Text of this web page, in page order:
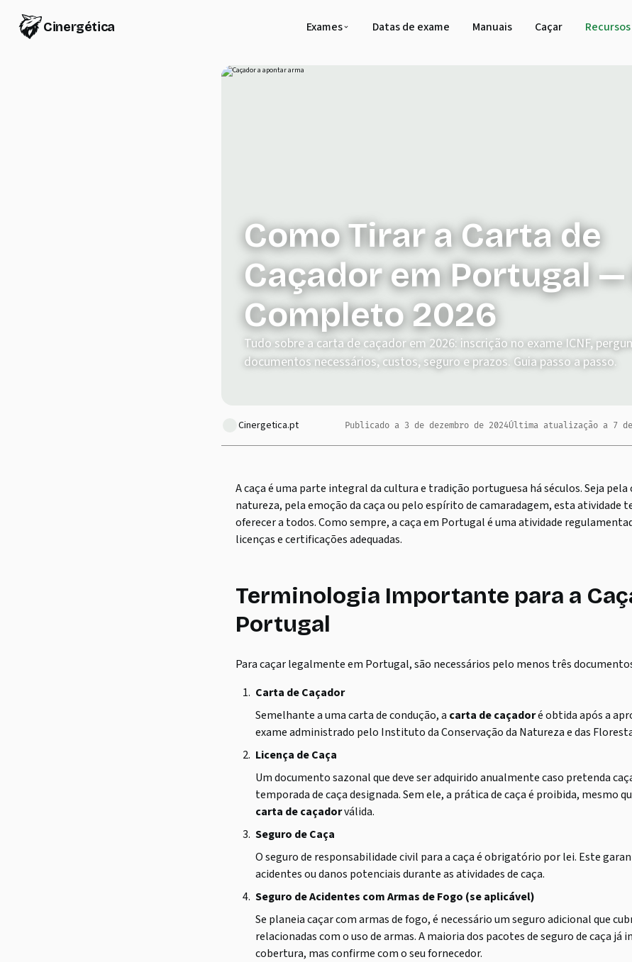
Cinergética Exames Datas de exame Manuais Caçar Recursos
Como Tirar a Carta de
Caçador em Portugal —
Completo 2026
Tudo sobre a carta de caçador em 2026: inscrição no exame ICNF,
documentos necessários, custos, seguro e prazos. Guia passo a passo.
Cinergetica.pt Publicado a 3 de dezembro de 2024Última atualização a 7
A caça é uma parte integral da cultura e tradição portuguesa há séculos. Seja pela
natureza, pela emoção da caça ou pelo espírito de camaradagem, esta atividade
oferecer a todos. Como sempre, a caça em Portugal é uma atividade
licenças e certificações adequadas.
Terminologia Importante para a
Portugal
Para caçar legalmente em Portugal, são necessários pelo menos três
Carta de Caçador
Semelhante a uma carta de condução, a carta de caçadoré obtida após a
exame administrado pelo Instituto da Conservação da Natureza e das
Licença de Caça
Um documento sazonal que deve ser adquirido anualmente caso pretenda
temporada de caça designada. Sem ele, a prática de caça é proibida, mesmo
carta de caçadorválida.
Seguro de Caça
O seguro de responsabilidade civil para a caça é obrigatório por lei. Este
acidentes ou danos potenciais durante as atividades de caça.
Seguro de Acidentes com Armas de Fogo (se aplicável)
Se planeia caçar com armas de fogo, é necessário um seguro adicional que
relacionadas com o uso de armas. A maioria dos pacotes de seguro de caça já
cobertura, mas confirme com o seu fornecedor.